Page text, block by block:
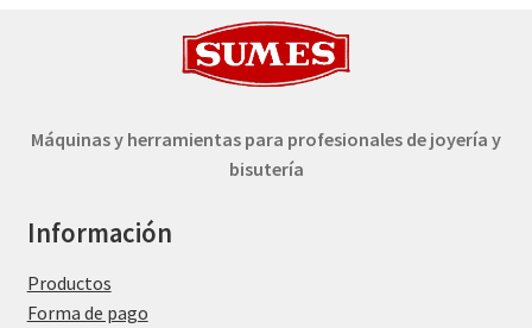
Máquinas y herramientas para profesionales de joyería y
bisutería
Información
Productos
Forma de pago